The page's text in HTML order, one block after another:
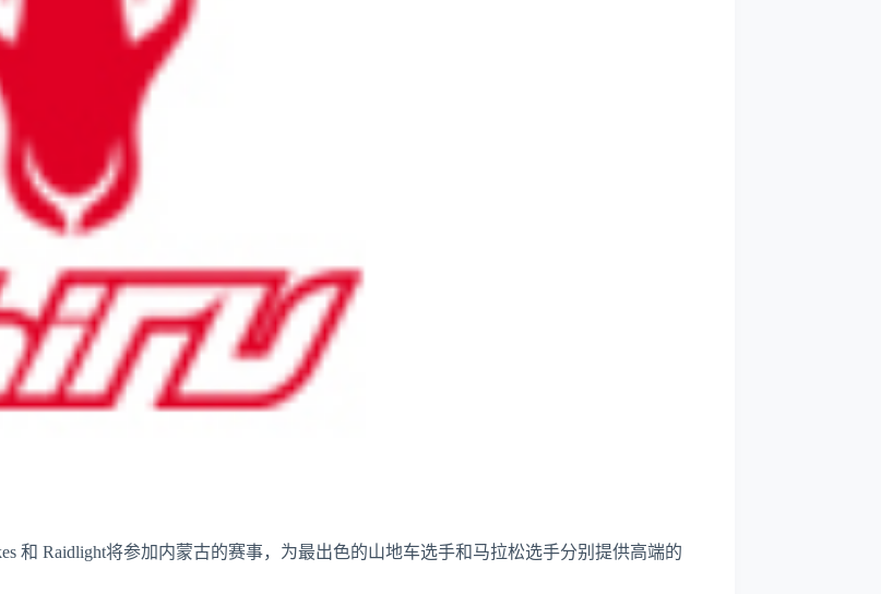
和 Raidlight将参加内蒙古的赛事，为最出色的山地车选手和马拉松选手分别提供高端的